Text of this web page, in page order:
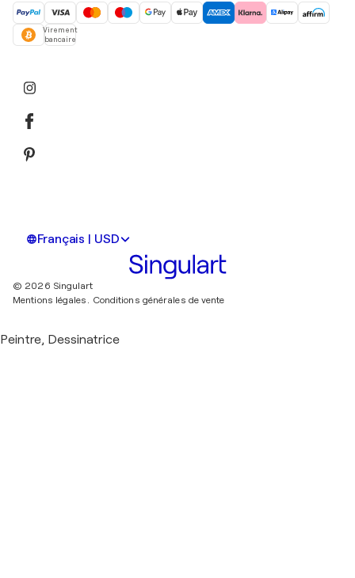
Virement
bancaire
Français | USD
© 2026 Singulart
Mentions légales.
Conditions générales de vente
Peintre, Dessinatrice